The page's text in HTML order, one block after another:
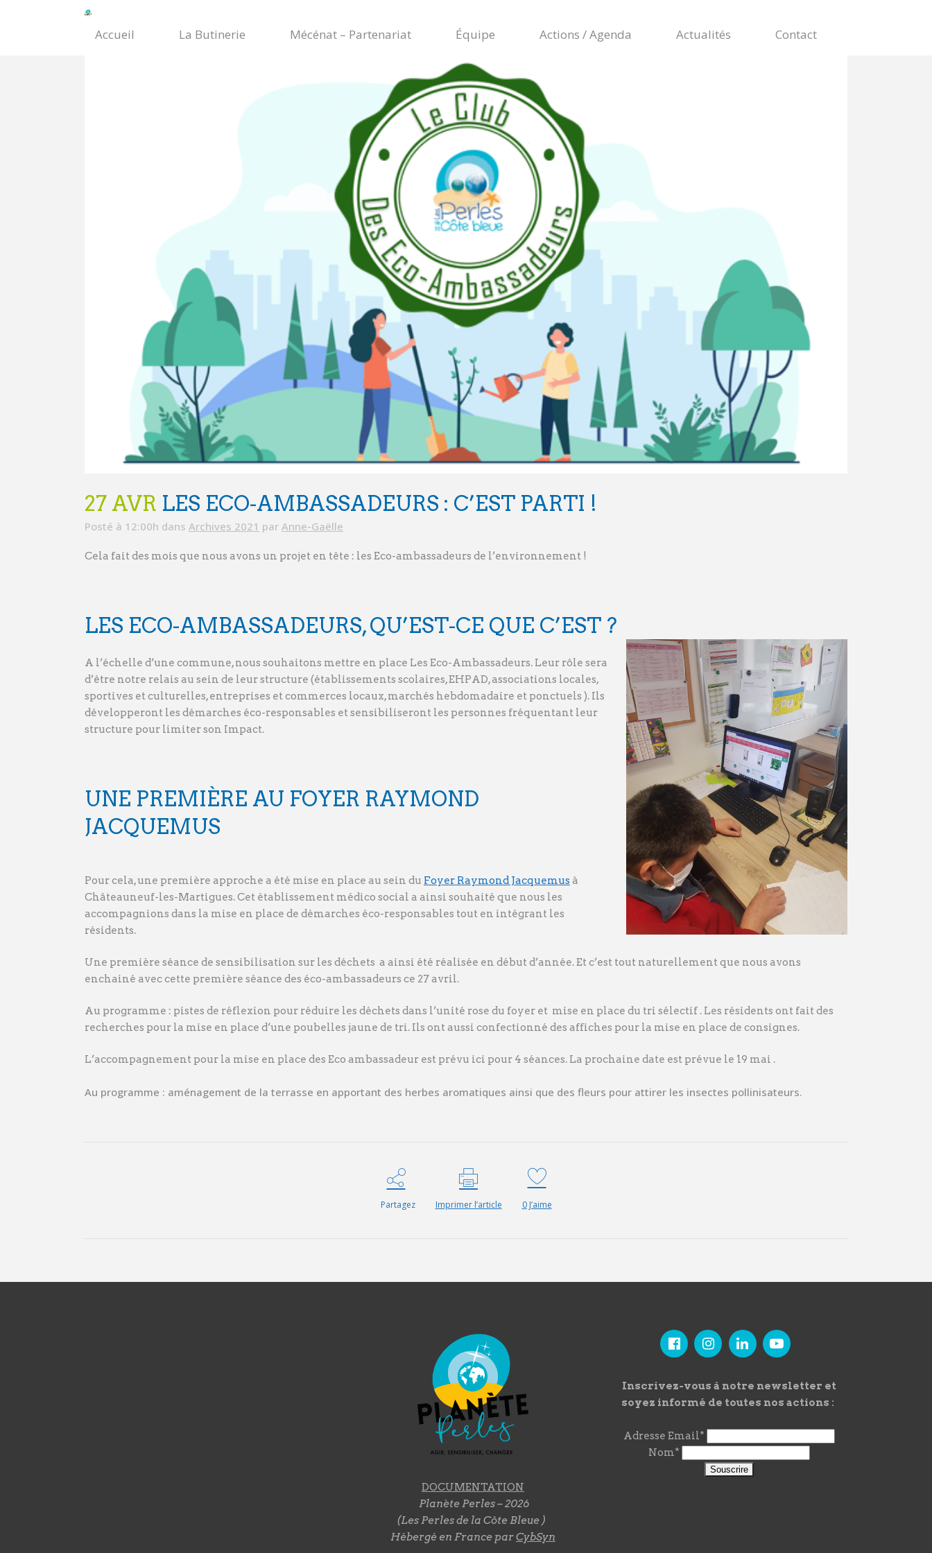
Accueil La Butinerie Mécénat – Partenariat Équipe Actions / Agenda Actualités Contact
27 AVR LES ECO-AMBASSADEURS : C’EST PARTI !
Posté à 12:00h dans Archives 2021 par Anne-Gaëlle
Cela fait des mois que nous avons un projet en tête : les Eco-ambassadeurs de l’environnement !
LES ECO-AMBASSADEURS, QU’EST-CE QUE C’EST ?
A l’échelle d’une commune, nous souhaitons mettre en place Les Eco-Ambassadeurs. Leur rôle sera
d’être notre relais au sein de leur structure (établissements scolaires, EHPAD, associations locales,
sportives et culturelles, entreprises et commerces locaux, marchés hebdomadaire et ponctuels ). Ils
développeront les démarches éco-responsables et sensibiliseront les personnes fréquentant leur
structure pour limiter son Impact.
UNE PREMIÈRE AU FOYER RAYMOND
JACQUEMUS
Pour cela, une première approche a été mise en place au sein du Foyer Raymond Jacquemusà
Châteauneuf-les-Martigues. Cet établissement médico social a ainsi souhaité que nous les
accompagnions dans la mise en place de démarches éco-responsables tout en intégrant les
résidents.
Une première séance de sensibilisation sur les déchets a ainsi été réalisée en début d’année. Et c’est tout naturellement que nous avons
enchainé avec cette première séance des éco-ambassadeurs ce 27 avril.
Au programme : pistes de réflexion pour réduire les déchets dans l’unité rose du foyer et mise en place du tri sélectif . Les résidents ont fait des
recherches pour la mise en place d’une poubelles jaune de tri. Ils ont aussi confectionné des affiches pour la mise en place de consignes.
L’accompagnement pour la mise en place des Eco ambassadeur est prévu ici pour 4 séances. La prochaine date est prévue le 19 mai .
Au programme : aménagement de la terrasse en apportant des herbes aromatiques ainsi que des fleurs pour attirer les insectes pollinisateurs.
Partagez Imprimer l’article 0J’aime
DOCUMENTATION
Planète Perles – 2026
(Les Perles de la Côte Bleue )
Hébergé en France parCybSyn
Inscrivez-vous à notre newsletter et
soyez informé de toutes nos actions :
Adresse Email*
Nom*